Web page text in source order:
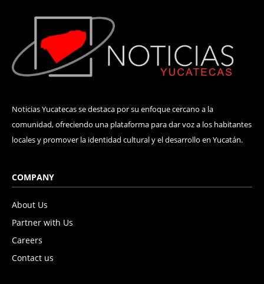
Noticias Yucatecas se destaca por su enfoque cercano a la
comunidad, ofreciendo una plataforma para dar voz a los habitantes
locales y promover la identidad cultural y el desarrollo en Yucatán.
COMPANY
About Us
Partner with Us
Careers
Contact us